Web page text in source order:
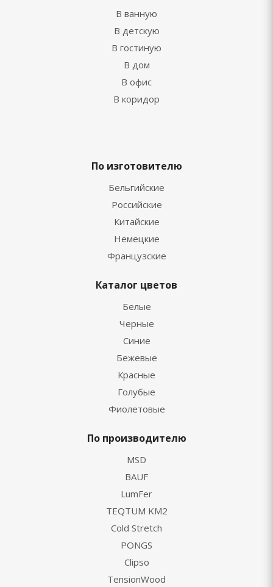
В ванную
В детскую
В гостиную
В дом
В офис
В коридор
По изготовителю
Бельгийские
Российские
Китайские
Немецкие
Французские
Каталог цветов
Белые
Черные
Синие
Бежевые
Красные
Голубые
Фиолетовые
По производителю
MSD
BAUF
LumFer
TEQTUM KM2
Cold Stretch
PONGS
Clipso
TensionWood